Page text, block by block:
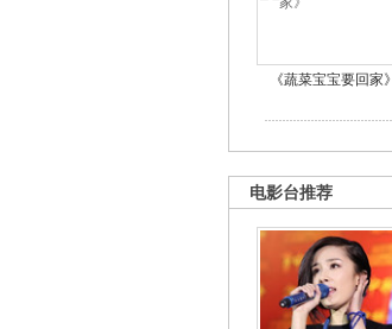
《蔬菜宝宝要回家》
电影台推荐